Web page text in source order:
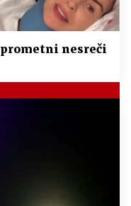
prometni nesreči